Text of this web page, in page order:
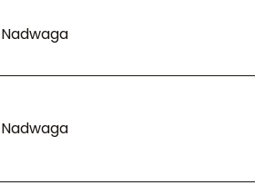
Nadwaga
Nadwaga